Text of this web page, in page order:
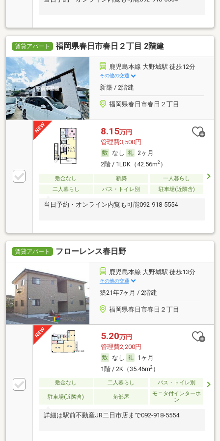
賃貸アパート 福岡県春日市春日２丁目 2階建
鹿児島本線 大野城駅 徒歩12分
その他の交通
新築 / 2階建
福岡県春日市春日２丁目
8.15万円
管理費3,500円
なし
2ヶ月
2階 / 1LDK（42.56m2）
敷金なし 新築
一人暮らし
二人暮らし
バス・トイレ別 駐車場(近隣含)
当日予約・オンライン内覧も可能092-918-5554
賃貸アパート フローレンス春日野
鹿児島本線 大野城駅 徒歩13分
その他の交通
築21年7ヶ月 / 2階建
福岡県春日市春日２丁目
5.20万円
管理費2,200円
なし
1ヶ月
1階 / 2K（35.46m2）
敷金なし 二人暮らし バス・トイレ別
駐車場(近隣含) 角部屋
モニタ付インターホ
ン
詳細は駅前不動産JR二日市店まで092-918-5554